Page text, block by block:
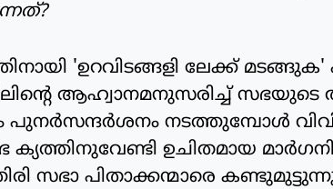
'ഉറവിടങ്ങളി ലേക്ക് മടങ്ങുക'
ആഹ്വാനമനുസരിച്ച് സഭയുടെ
പുനര്‍സന്ദര്‍ശനം നടത്തുമ്പോള്‍
ഉചിതമായ
സഭാ പിതാക്കന്മാരെ